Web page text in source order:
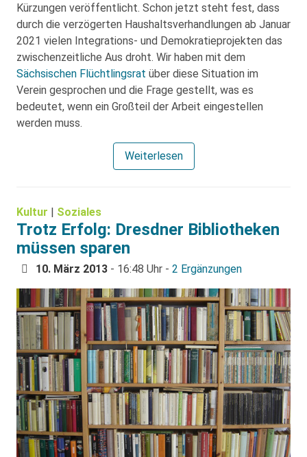
Kürzungen veröffentlicht. Schon jetzt steht fest, dass
durch die verzögerten Haushaltsverhandlungen ab Januar
2021 vielen Integrations- und Demokratieprojekten das
zwischenzeitliche Aus droht. Wir haben mit dem
Sächsischen Flüchtlingsrat über diese Situation im
Verein gesprochen und die Frage gestellt, was es
bedeutet, wenn ein Großteil der Arbeit eingestellen
werden muss.
Weiterlesen
Kultur | Soziales
Trotz Erfolg: Dresdner Bibliotheken
müssen sparen
10. März 2013 - 16:48 Uhr - 2 Ergänzungen